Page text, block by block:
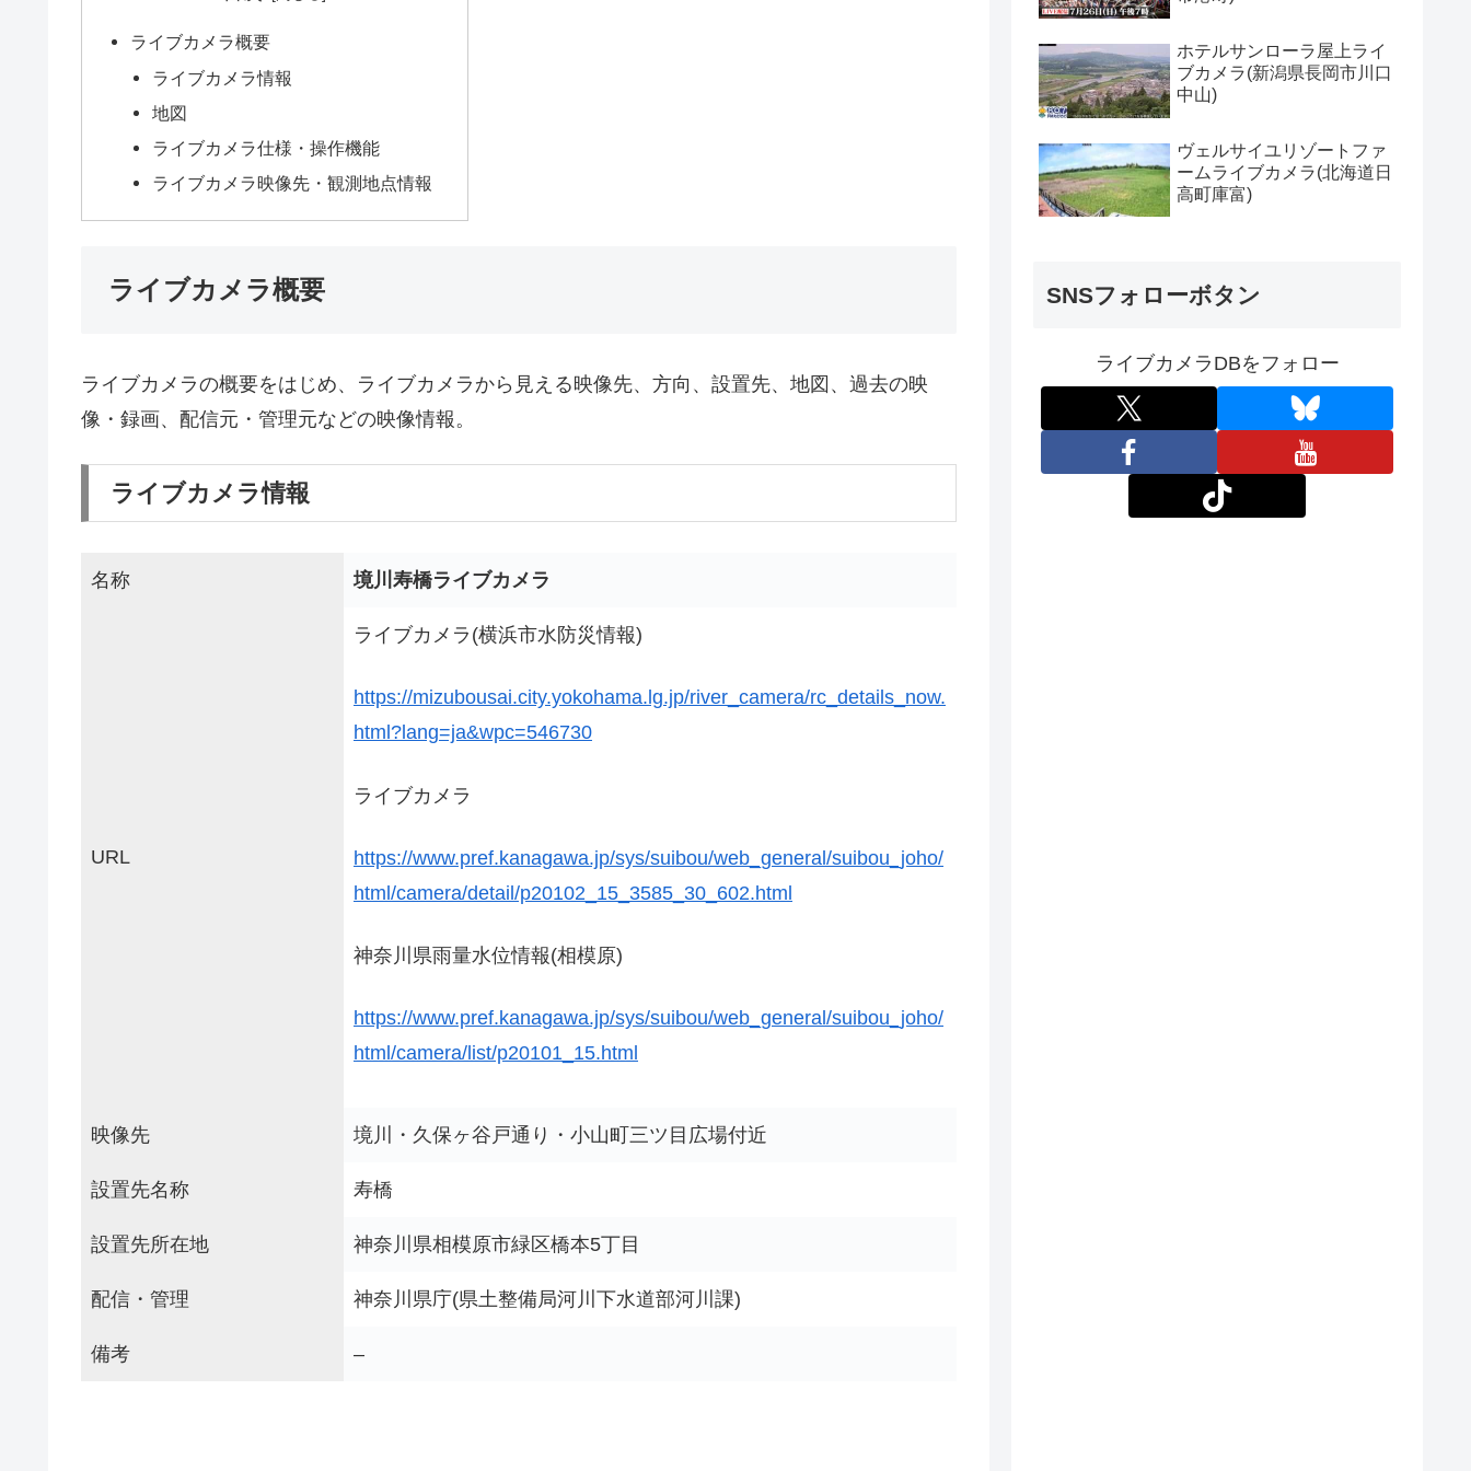
ライブカメラ概要
ライブカメラ情報
地図
ライブカメラ仕様・操作機能
ライブカメラ映像先・観測地点情報
ライブカメラ概要
ライブカメラの概要をはじめ、ライブカメラから見える映像先、方向、設置先、地図、過去の映
像・録画、配信元・管理元などの映像情報。
ライブカメラ情報
名称 境川寿橋ライブカメラ
URL
ライブカメラ(横浜市水防災情報)
https://mizubousai.city.yokohama.lg.jp/river_camera/rc_details_now.
html?lang=ja&wpc=546730
ライブカメラ
https://www.pref.kanagawa.jp/sys/suibou/web_general/suibou_joho/
html/camera/detail/p20102_15_3585_30_602.html
神奈川県雨量水位情報(相模原)
https://www.pref.kanagawa.jp/sys/suibou/web_general/suibou_joho/
html/camera/list/p20101_15.html
映像先 境川・久保ヶ谷戸通り・小山町三ツ目広場付近
設置先名称 寿橋
設置先所在地 神奈川県相模原市緑区橋本5丁目
配信・管理 神奈川県庁(県土整備局河川下水道部河川課)
備考 –
ホテルサンローラ屋上ライ
ブカメラ(新潟県長岡市川口
中山)
ヴェルサイユリゾートファ
ームライブカメラ(北海道日
高町庫富)
SNSフォローボタン
ライブカメラDBをフォロー